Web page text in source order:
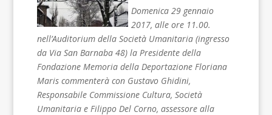
Domenica 29 gennaio
2017, alle ore 11.00.
nell’Auditorium della Società Umanitaria (ingresso
da Via San Barnaba 48) la Presidente della
Fondazione Memoria della Deportazione Floriana
Maris commenterà con Gustavo Ghidini,
Responsabile Commissione Cultura, Società
Umanitaria e Filippo Del Corno, assessore alla